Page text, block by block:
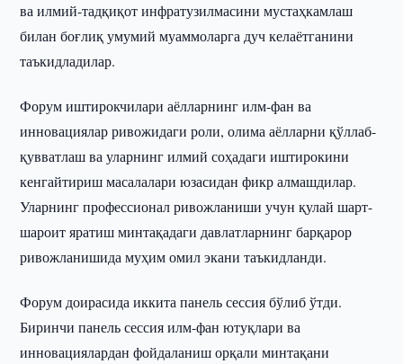
ва илмий-тадқиқот инфратузилмасини мустаҳкамлаш
билан боғлиқ умумий муаммоларга дуч келаётганини
таъкидладилар.
Форум иштирокчилари аёлларнинг илм-фан ва
инновациялар ривожидаги роли, олима аёлларни қўллаб-
қувватлаш ва уларнинг илмий соҳадаги иштирокини
кенгайтириш масалалари юзасидан фикр алмашдилар.
Уларнинг профессионал ривожланиши учун қулай шарт-
шароит яратиш минтақадаги давлатларнинг барқарор
ривожланишида муҳим омил экани таъкидланди.
Форум доирасида иккита панель сессия бўлиб ўтди.
Биринчи панель сессия илм-фан ютуқлари ва
инновациялардан фойдаланиш орқали минтақани